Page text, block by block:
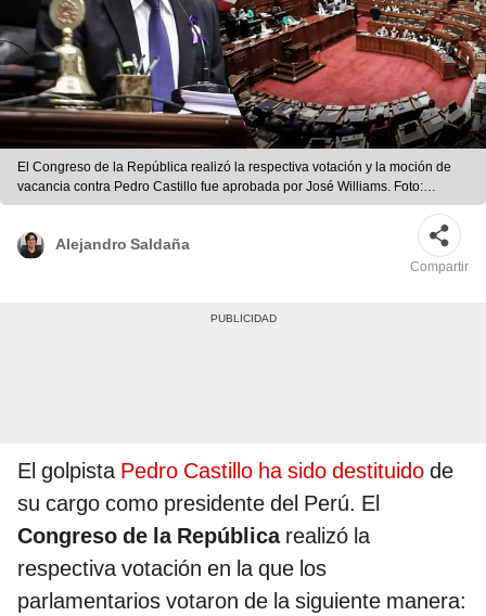
El Congreso de la República realizó la respectiva votación y la moción de
vacancia contra Pedro Castillo fue aprobada por José Williams. Foto:
composición/GLR
Alejandro Saldaña
Compartir
El golpista Pedro Castillo ha sido destituido de
su cargo como presidente del Perú. El
Congreso de la Repúblicarealizó la
respectiva votación en la que los
parlamentarios votaron de la siguiente manera: